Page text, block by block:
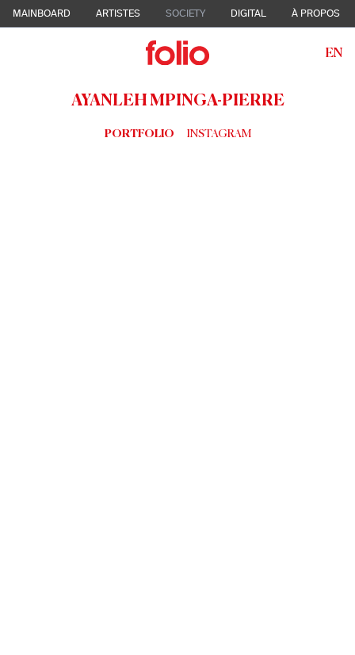
MAINBOARD ARTISTES SOCIETY DIGITAL À PROPOS
EN
AYANLEH MPINGA-PIERRE
PORTFOLIO INSTAGRAM